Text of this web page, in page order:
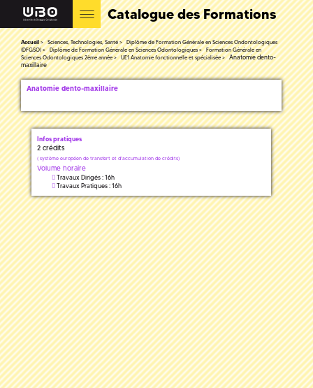
Catalogue des Formations
Accueil Sciences, Technologies, Santé
Diplôme de Formation Générale en Sciences Ondontologiques
(DFGSO)
Diplôme de Formation Générale en Sciences Odontologiques
Formation Générale en
Sciences Odontologiques 2ème année
UE1 Anatomie fonctionnelle et spécialisée
Anatomie dento-
maxillaire
Anatomie dento-maxillaire
Infos pratiques
2 crédits
( système européen de transfert et d'accumulation de crédits)
Volume horaire
Travaux Dirigés : 16h
Travaux Pratiques : 16h